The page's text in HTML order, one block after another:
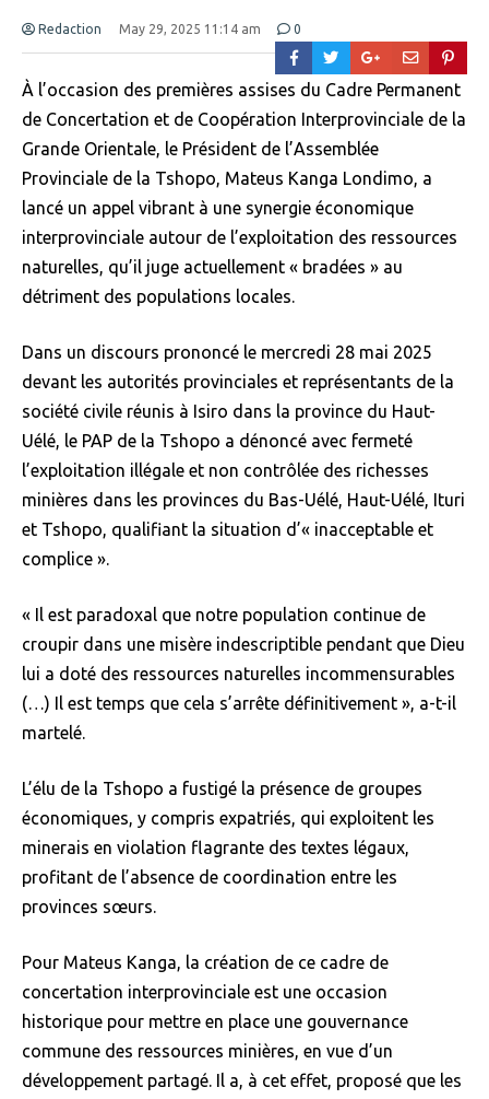
Redaction May 29, 2025 11:14 am 0
À l’occasion des premières assises du Cadre Permanent
de Concertation et de Coopération Interprovinciale de la
Grande Orientale, le Président de l’Assemblée
Provinciale de la Tshopo, Mateus Kanga Londimo, a
lancé un appel vibrant à une synergie économique
interprovinciale autour de l’exploitation des ressources
naturelles, qu’il juge actuellement « bradées » au
détriment des populations locales.
Dans un discours prononcé le mercredi 28 mai 2025
devant les autorités provinciales et représentants de la
société civile réunis à Isiro dans la province du Haut-
Uélé, le PAP de la Tshopo a dénoncé avec fermeté
l’exploitation illégale et non contrôlée des richesses
minières dans les provinces du Bas-Uélé, Haut-Uélé, Ituri
et Tshopo, qualifiant la situation d’« inacceptable et
complice ».
« Il est paradoxal que notre population continue de
croupir dans une misère indescriptible pendant que Dieu
lui a doté des ressources naturelles incommensurables
(…) Il est temps que cela s’arrête définitivement », a-t-il
martelé.
L’élu de la Tshopo a fustigé la présence de groupes
économiques, y compris expatriés, qui exploitent les
minerais en violation flagrante des textes légaux,
profitant de l’absence de coordination entre les
provinces sœurs.
Pour Mateus Kanga, la création de ce cadre de
concertation interprovinciale est une occasion
historique pour mettre en place une gouvernance
commune des ressources minières, en vue d’un
développement partagé. Il a, à cet effet, proposé que les